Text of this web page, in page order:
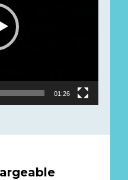
01:26